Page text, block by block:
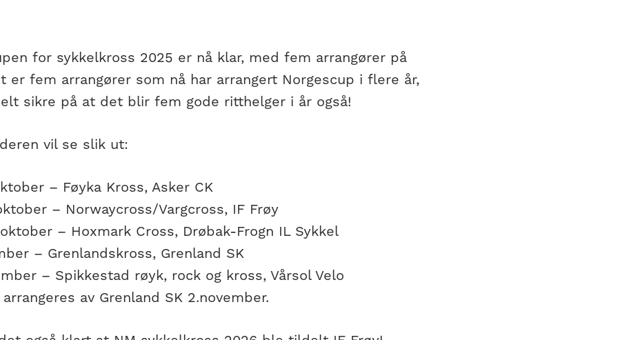
for sykkelkross 2025 er nå klar, med fem arrangører på
er fem arrangører som nå har arrangert Norgescup i flere år,
sikre på at det blir fem gode ritthelger i år også!
vil se slik ut:
– Føyka Kross, Asker CK
– Norwaycross/Vargcross, IF Frøy
– Hoxmark Cross, Drøbak-Frogn IL Sykkel
– Grenlandskross, Grenland SK
– Spikkestad røyk, rock og kross, Vårsol Velo
av Grenland SK 2.november.